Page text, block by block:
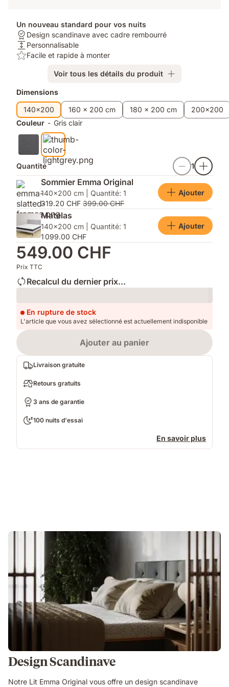
Un nouveau standard pour vos nuits
Garantie:
Design
scandinave
Design scandinave avec cadre rembourré
Hauteur
du
Personnalisable
Personnalisable
USP/Benefit:
à
monter
Facile et rapide à monter
Voir tous les détails du produit
Produits
supplémentaires
Dimensions
140x200
160 x 200 cm 180 x 200 cm
200x200
Couleur - Gris clair
Quantité 1
Sommier Emma Original
140x200 cm | Quantité: 1
319.20 CHF 399.00 CHF
Ajouter
Matelas
140x200 cm | Quantité: 1
1 099.00 CHF
Ajouter
549.00 CHF
Prix TTC
Recalcul du dernier prix...
Loading
En rupture de stock
L'article que vous avez sélectionné est actuellement indisponible
Ajouter au panier
Livraison gratuite
Retours gratuits
3 ans de garantie
100 nuits d'essai
En savoir plus
Design Scandinave
Notre Lit Emma Original vous offre un design scandinave